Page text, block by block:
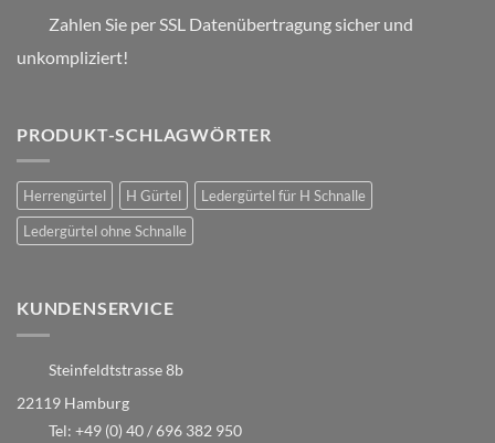
Zahlen Sie per SSL Datenübertragung sicher und
unkompliziert!
PRODUKT-SCHLAGWÖRTER
Herrengürtel H Gürtel
Ledergürtel für H Schnalle
Ledergürtel ohne Schnalle
KUNDENSERVICE
Steinfeldtstrasse 8b
22119 Hamburg
Tel: +49 (0) 40 / 696 382 950